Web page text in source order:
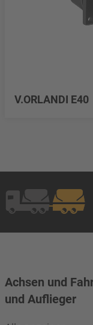
V.ORLANDI E40
Achsen und
und Auflieger